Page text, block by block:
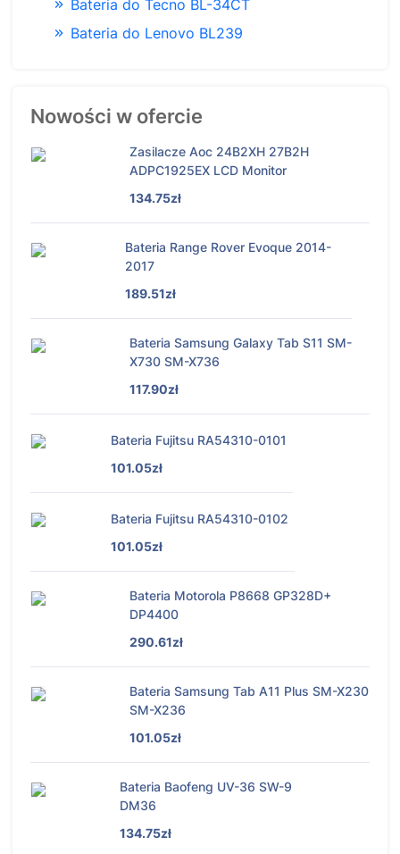
Bateria do Tecno BL-34CT
Bateria do Lenovo BL239
Nowości w ofercie
Zasilacze Aoc 24B2XH 27B2H
ADPC1925EX LCD Monitor
134.75zł
Bateria Range Rover Evoque 2014-
2017
189.51zł
Bateria Samsung Galaxy Tab S11 SM-
X730 SM-X736
117.90zł
Bateria Fujitsu RA54310-0101
101.05zł
Bateria Fujitsu RA54310-0102
101.05zł
Bateria Motorola P8668 GP328D+
DP4400
290.61zł
Bateria Samsung Tab A11 Plus SM-X230
SM-X236
101.05zł
Bateria Baofeng UV-36 SW-9
DM36
134.75zł